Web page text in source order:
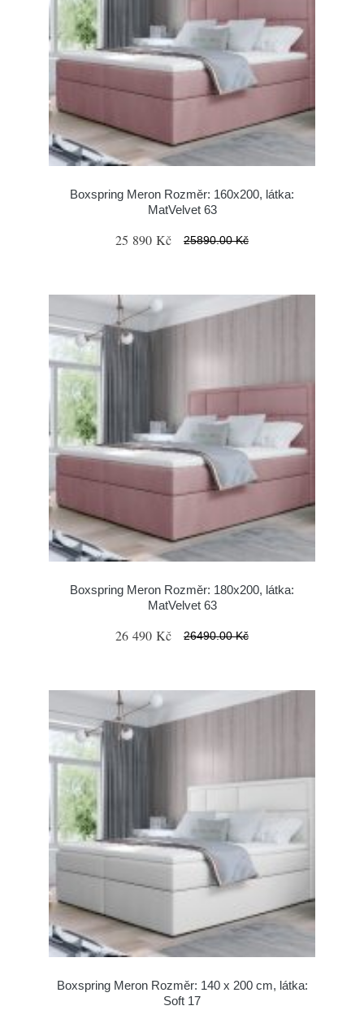
Boxspring Meron Rozměr: 160x200, látka:
MatVelvet 63
25 890 Kč 25890.00 Kč
Boxspring Meron Rozměr: 180x200, látka:
MatVelvet 63
26 490 Kč 26490.00 Kč
Boxspring Meron Rozměr: 140 x 200 cm, látka:
Soft 17